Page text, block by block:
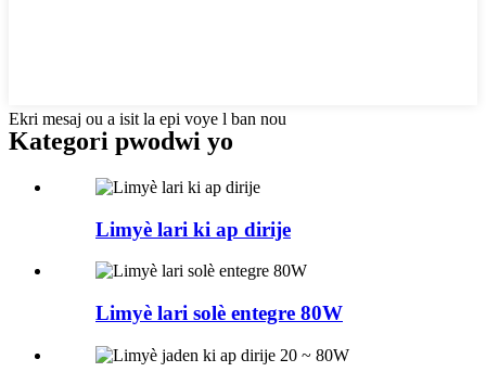
Ekri mesaj ou a isit la epi voye l ban nou
Kategori pwodwi yo
Limyè lari ki ap dirije
Limyè lari solè entegre 80W